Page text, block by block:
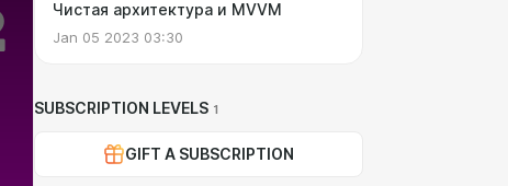
Чистая архитектура и MVVM
Jan 05 2023 03:30
SUBSCRIPTION LEVELS 1
GIFT A SUBSCRIPTION